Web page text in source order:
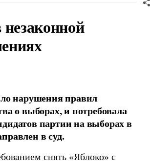
нарушения правил
о выборах, и потребовала
партии на выборах в
в суд.
снять «Яблоко» с